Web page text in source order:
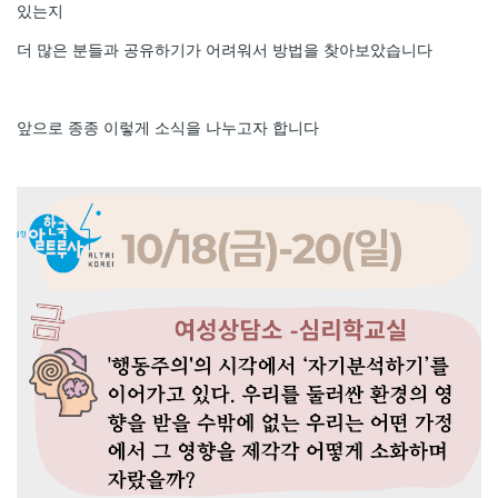
있는지
더 많은 분들과 공유하기가 어려워서 방법을 찾아보았습니다
앞으로 종종 이렇게 소식을 나누고자 합니다